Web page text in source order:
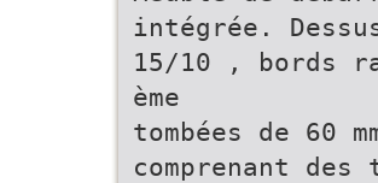
intégrée.
15/10 , bords
ème
tombées de 60
comprenant